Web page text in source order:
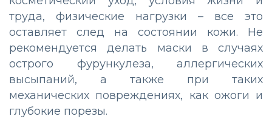
труда, физические нагрузки – все это
оставляет след на состоянии кожи. Не
рекомендуется делать маски в случаях
острого фурункулеза, аллергических
высыпаний, а также при таких
механических повреждениях, как ожоги и
глубокие порезы.